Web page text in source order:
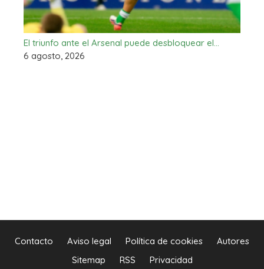
El triunfo ante el Arsenal puede desbloquear el…
6 agosto, 2026
Contacto Aviso legal Política de cookies
Autores
Sitemap
RSS Privacidad